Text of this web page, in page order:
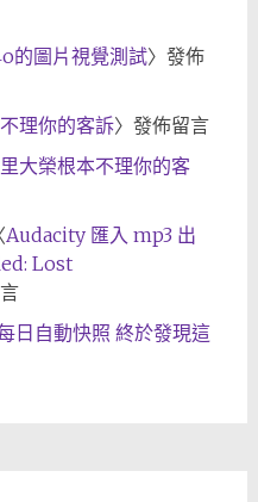
的圖片視覺測試〉發佈
理你的客訴〉發佈留言
大榮根本不理你的客
Audacity 匯入 mp3 出
Lost
日自動快照 終於發現這